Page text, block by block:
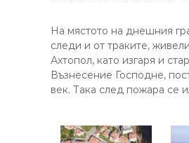
На мястото на днешния
следи и от траките,
Ахтопол, като изгаря и
Възнесение Господне,
век. Така след пожара се